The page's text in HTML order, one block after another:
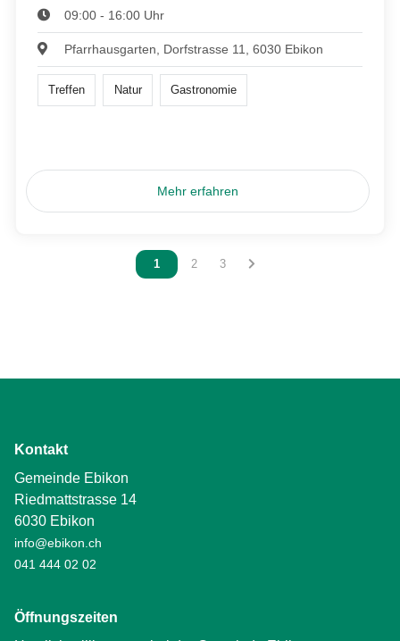
09:00 - 16:00 Uhr
Pfarrhausgarten, Dorfstrasse 11, 6030 Ebikon
Treffen Natur Gastronomie
Mehr erfahren
Vous êtes sur la page
1 Vous êtes sur la page
2 Vous êtes sur la page
3
Kontakt
Gemeinde Ebikon
Riedmattstrasse 14
6030 Ebikon
info@ebikon.ch
041 444 02 02
Öffnungszeiten